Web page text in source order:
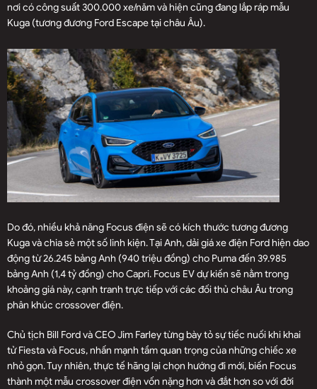
nơi có công suất 300.000 xe/năm và hiện cũng đang lắp ráp mẫu
Kuga (tương đương Ford Escape tại châu Âu).
Do đó, nhiều khả năng Focus điện sẽ có kích thước tương đương
Kuga và chia sẻ một số linh kiện. Tại Anh, dải giá xe điện Ford hiện dao
động từ 26.245 bảng Anh (940 triệu đồng) cho Puma đến 39.985
bảng Anh (1,4 tỷ đồng) cho Capri. Focus EV dự kiến sẽ nằm trong
khoảng giá này, cạnh tranh trực tiếp với các đối thủ châu Âu trong
phân khúc crossover điện.
Chủ tịch Bill Ford và CEO Jim Farley từng bày tỏ sự tiếc nuối khi khai
tử Fiesta và Focus, nhấn mạnh tầm quan trọng của những chiếc xe
nhỏ gọn. Tuy nhiên, thực tế hãng lại chọn hướng đi mới, biến Focus
thành một mẫu crossover điện vốn nặng hơn và đắt hơn so với đời